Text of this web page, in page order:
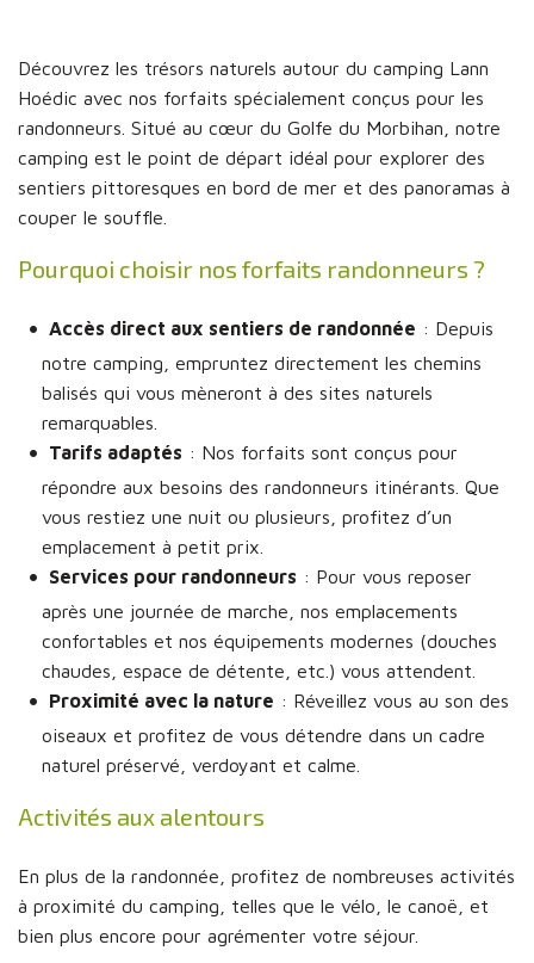
Découvrez les trésors naturels autour du camping Lann
Hoédic avec nos forfaits spécialement conçus pour les
randonneurs. Situé au cœur du Golfe du Morbihan, notre
camping est le point de départ idéal pour explorer des
sentiers pittoresques en bord de mer et des panoramas à
couper le souffle.
Pourquoi choisir nos forfaits randonneurs ?
Accès direct aux sentiers de randonnée : Depuis
notre camping, empruntez directement les chemins
balisés qui vous mèneront à des sites naturels
remarquables.
Tarifs adaptés : Nos forfaits sont conçus pour
répondre aux besoins des randonneurs itinérants. Que
vous restiez une nuit ou plusieurs, profitez d’un
emplacement à petit prix.
Services pour randonneurs : Pour vous reposer
après une journée de marche, nos emplacements
confortables et nos équipements modernes (douches
chaudes, espace de détente, etc.) vous attendent.
Proximité avec la nature : Réveillez vous au son des
oiseaux et profitez de vous détendre dans un cadre
naturel préservé, verdoyant et calme.
Activités aux alentours
En plus de la randonnée, profitez de nombreuses activités
à proximité du camping, telles que le vélo, le canoë, et
bien plus encore pour agrémenter votre séjour.